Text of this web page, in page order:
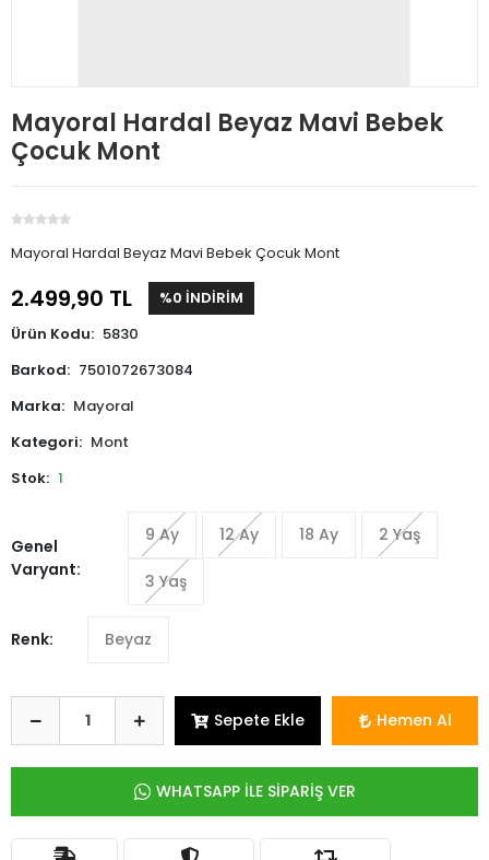
Mayoral Hardal Beyaz Mavi Bebek
Çocuk Mont
Mayoral Hardal Beyaz Mavi Bebek Çocuk Mont
2.499,90 TL
%0 İNDİRİM
Ürün Kodu: 5830
Barkod: 7501072673084
Marka: Mayoral
Kategori: Mont
Stok: 1
Genel
Varyant:
9 Ay 12 Ay 18 Ay 2 Yaş
3 Yaş
Renk: Beyaz
Sepete Ekle Hemen Al
WHATSAPP İLE SİPARİŞ VER